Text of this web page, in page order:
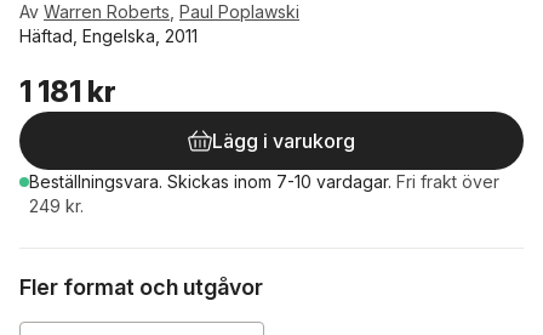
Av Warren Roberts Paul Poplawski
Häftad, Engelska, 2011
1 181 kr
Lägg i varukorg
Beställningsvara. Skickas inom 7-10 vardagar. Fri frakt över
249 kr.
Fler format och utgåvor